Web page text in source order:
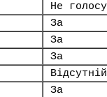
Не
За
За
За
Відсутній
За